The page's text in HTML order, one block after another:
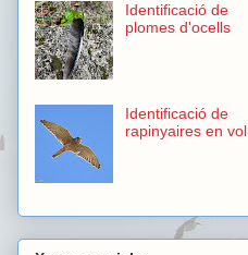
Identificació de
plomes d'ocells
Identificació de
rapinyaires en vol